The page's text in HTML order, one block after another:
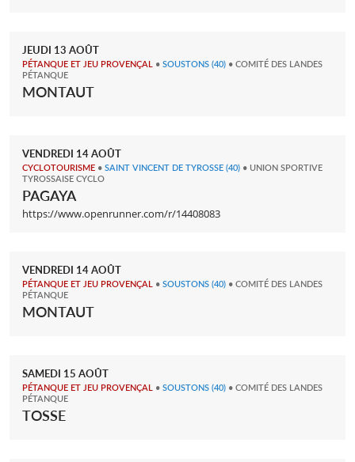
JEUDI 13 AOÛT
PÉTANQUE ET JEU PROVENÇAL • SOUSTONS (40) • COMITÉ DES LANDES
PÉTANQUE
MONTAUT
VENDREDI 14AOÛT
CYCLOTOURISME • SAINT VINCENT DE TYROSSE (40) • UNION SPORTIVE
TYROSSAISE CYCLO
PAGAYA
https://www.openrunner.com/r/14408083
VENDREDI 14AOÛT
PÉTANQUE ET JEU PROVENÇAL • SOUSTONS (40) • COMITÉ DES LANDES
PÉTANQUE
MONTAUT
SAMEDI 15 AOÛT
PÉTANQUE ET JEU PROVENÇAL • SOUSTONS (40) • COMITÉ DES LANDES
PÉTANQUE
TOSSE